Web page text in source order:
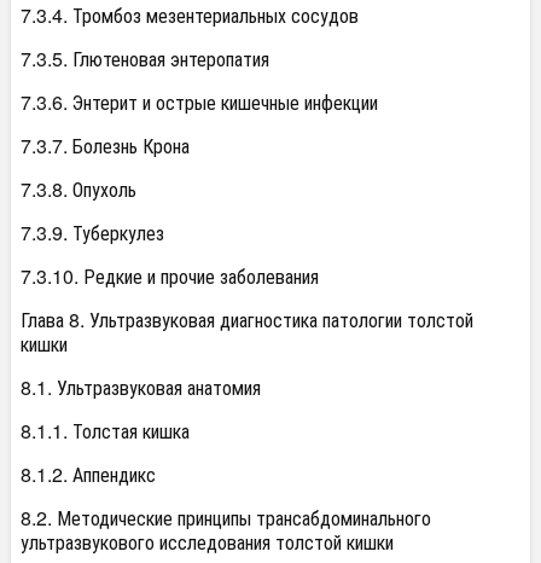
7.3.4. Тромбоз мезентериальных сосудов
7.3.5. Глютеновая энтеропатия
7.3.6. Энтерит и острые кишечные инфекции
7.3.7. Болезнь Крона
7.3.8. Опухоль
7.3.9. Туберкулез
7.3.10. Редкие и прочие заболевания
Глава 8. Ультразвуковая диагностика патологии толстой
кишки
8.1. Ультразвуковая анатомия
8.1.1. Толстая кишка
8.1.2. Аппендикс
8.2. Методические принципы трансабдоминального
ультразвукового исследования толстой кишки